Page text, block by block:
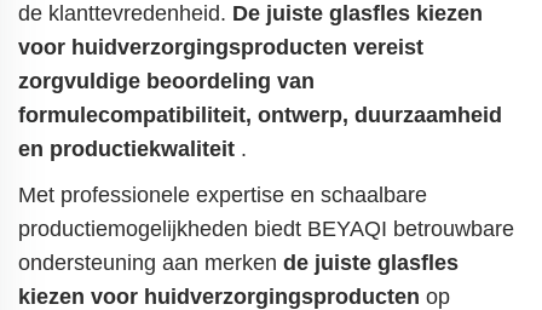
de klanttevredenheid. De juiste glasfles kiezen
voor huidverzorgingsproducten vereist
zorgvuldige beoordeling van
formulecompatibiliteit, ontwerp, duurzaamheid
en productiekwaliteit .
Met professionele expertise en schaalbare
productiemogelijkheden biedt BEYAQI betrouwbare
ondersteuning aan merken de juiste glasfles
kiezen voor huidverzorgingsproducten op